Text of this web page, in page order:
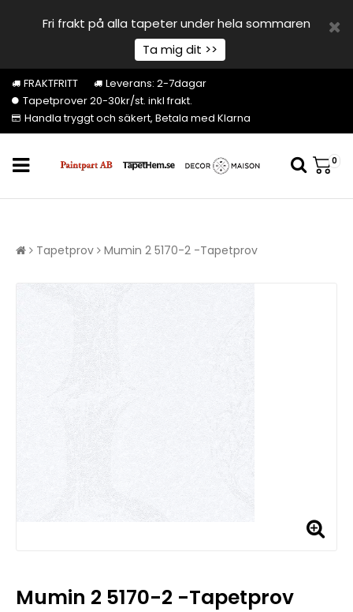
Fri frakt på alla tapeter under hela sommaren
Ta mig dit >>
FRAKTFRITT
Leverans: 2-7dagar
Tapetprover 20-30kr/st. inkl frakt.
Handla tryggt och säkert, Betala med Klarna
0
Tapetprov Mumin 2 5170-2 -Tapetprov
Mumin 2 5170-2 -Tapetprov